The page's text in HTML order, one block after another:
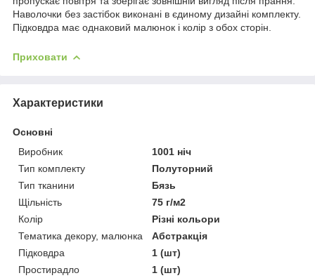
Наволочки без застібок виконані в єдиному дизайні комплекту.
Підковдра має однаковий малюнок і колір з обох сторін.
Приховати
Характеристики
Основні
Виробник
1001 ніч
Тип комплекту
Полуторний
Тип тканини
Бязь
Щільність
75 г/м2
Колір
Різні кольори
Тематика декору, малюнка
Абстракція
Підковдра
1 (шт)
Простирадло
1 (шт)